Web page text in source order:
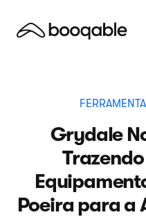
Grydale
Poeira para a